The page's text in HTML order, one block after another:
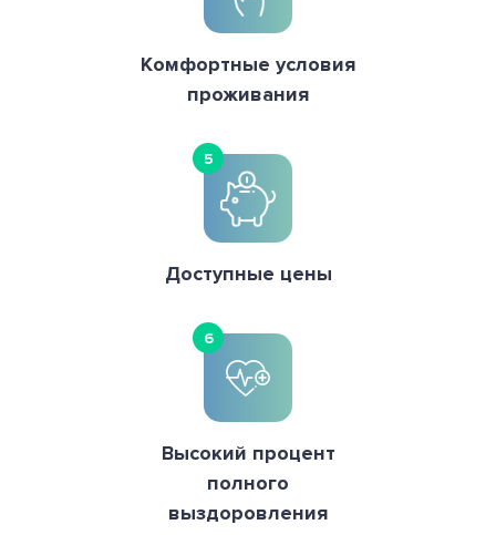
Комфортные условия
проживания
5
Доступные цены
6
Высокий процент
полного
выздоровления